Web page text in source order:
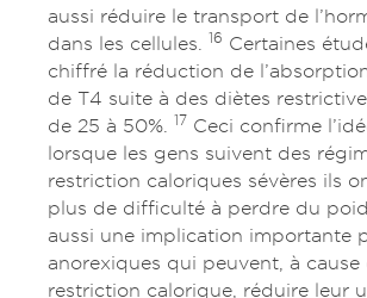
aussi réduire le transport de
dans les cellules.
16 Certaines
chiffré la réduction de
de T4 suite à des diètes
de 25 à 50%.
17 Ceci confirme
lorsque les gens suivent des
restriction caloriques sévères ils
plus de difficulté à perdre du
aussi une implication importante
anorexiques qui peuvent, à cause
restriction calorique, réduire leur